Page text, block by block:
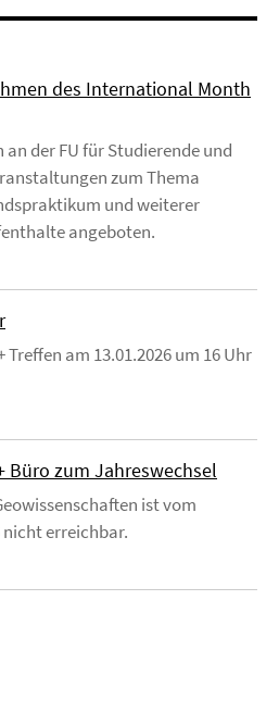
des International Month
an der FU für Studierende und
zum Thema
und weiterer
angeboten.
am 13.01.2026 um 16 Uhr
Büro zum Jahreswechsel
ist vom
nicht erreichbar.